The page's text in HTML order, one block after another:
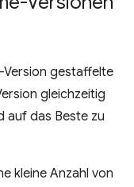
Version gestaffelte
gleichzeitig
auf das Beste zu
kleine Anzahl von